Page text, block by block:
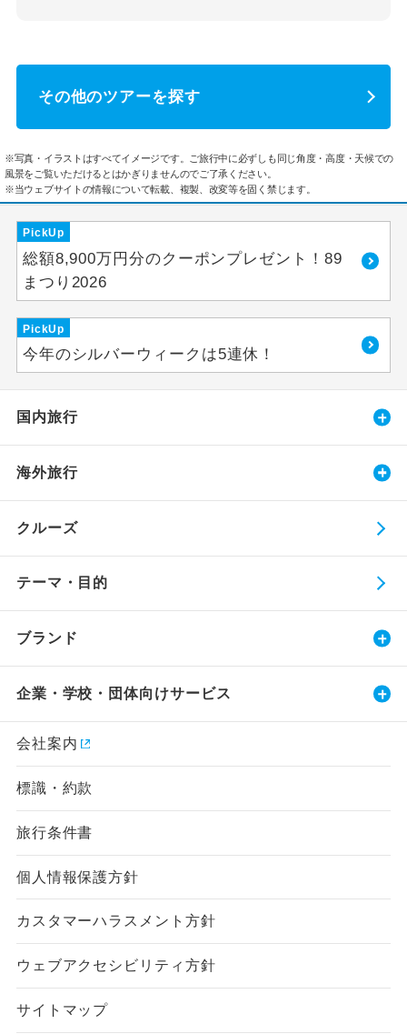
その他のツアーを探す
※写真・イラストはすべてイメージです。ご旅行中に必ずしも同じ角度・高度・天候での
風景をご覧いただけるとはかぎりませんのでご了承ください。
※当ウェブサイトの情報について転載、複製、改変等を固く禁じます。
PickUp
総額8,900万円分のクーポンプレゼント！89
まつり2026
PickUp
今年のシルバーウィークは5連休！
国内旅行
海外旅行
クルーズ
テーマ・目的
ブランド
企業・学校・団体向けサービス
会社案内
標識・約款
旅行条件書
個人情報保護方針
カスタマーハラスメント方針
ウェブアクセシビリティ方針
サイトマップ